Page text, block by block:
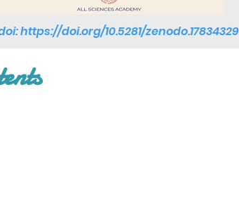
https://doi.org/10.5281/zenodo.17834329